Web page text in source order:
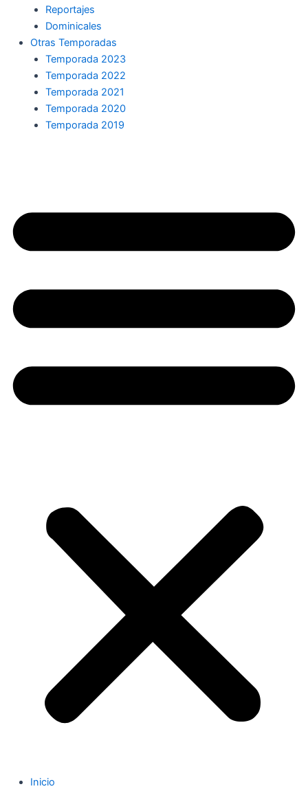
Reportajes
Dominicales
Otras Temporadas
Temporada 2023
Temporada 2022
Temporada 2021
Temporada 2020
Temporada 2019
Inicio